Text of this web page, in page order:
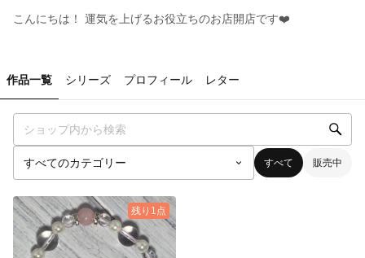
こんにちは！ 運気を上げるお役立ちのお店開店です❤️
作品一覧 シリーズ プロフィール レター
すべて 販売中
残り1点